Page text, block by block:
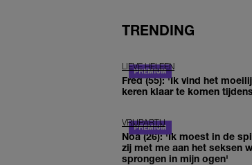
TRENDING
LIEVE HELEEN
Fred (55): 'Ik vind het
keren klaar te komen
VRIJPARTIJ
Noa (26): 'Ik moest in de
zij met me aan het seksen
sprongen in mijn ogen'